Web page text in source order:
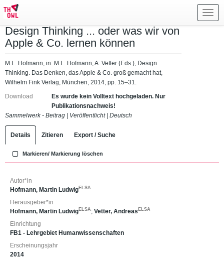
Design Thinking ... oder was wir von
Apple & Co. lernen können
M.L. Hofmann, in: M.L. Hofmann, A. Vetter (Eds.), Design
Thinking. Das Denken, das Apple & Co. groß gemacht hat,
Wilhelm Fink Verlag, München, 2014, pp. 15–31.
Download
Es wurde kein Volltext hochgeladen. Nur
Publikationsnachweis!
Sammelwerk - Beitrag
Veröffentlicht| Deutsch
Details Zitieren Export / Suche
Markieren/ Markierung löschen
Autor*in
Hofmann, Martin Ludwig ELSA
Herausgeber*in
Hofmann, Martin Ludwig ELSA ; Vetter, Andreas ELSA
Einrichtung
FB1 - Lehrgebiet Humanwissenschaften
Erscheinungsjahr
2014